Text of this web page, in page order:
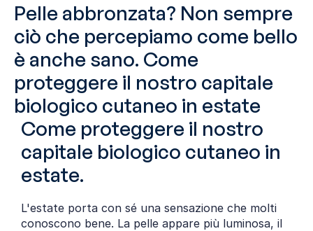
Pelle abbronzata? Non sempre
ciò che percepiamo come bello
è anche sano. Come
proteggere il nostro capitale
biologico cutaneo in estate
Come proteggere il nostro
capitale biologico cutaneo in
estate.
L'estate porta con sé una sensazione che molti
conoscono bene. La pelle appare più luminosa, il